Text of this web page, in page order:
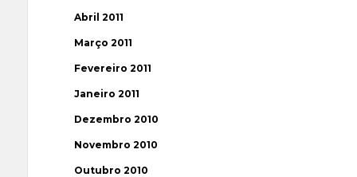
Abril 2011
Março 2011
Fevereiro 2011
Janeiro 2011
Dezembro 2010
Novembro 2010
Outubro 2010